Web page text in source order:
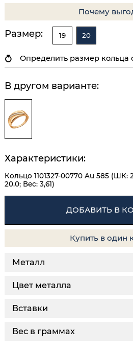
Почему
Размер: 19 20
Определить размер кольца
В другом варианте:
Характеристики:
Кольцо 1101327-00770 Au 585 (ШК:
20.0; Вес: 3,61)
ДОБАВИТЬ В
Купить в один
Металл
Цвет металла
Вставки
Вес в граммах